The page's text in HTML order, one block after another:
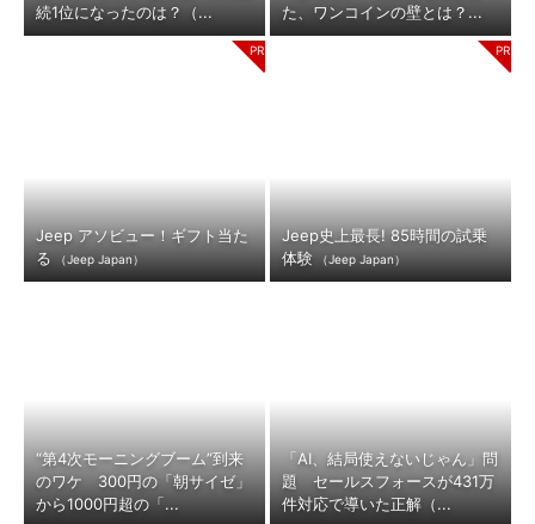
続1位になったのは？（...
た、ワンコインの壁とは？...
Jeep アソビュー！ギフト当た
る
（Jeep Japan）
Jeep史上最長! 85時間の試乗
体験
（Jeep Japan）
“第4次モーニングブーム”到来
のワケ 300円の「朝サイゼ」
から1000円超の「...
「AI、結局使えないじゃん」問
題 セールスフォースが431万
件対応で導いた正解（...